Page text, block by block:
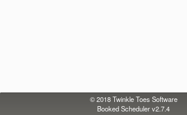
© 2018Twinkle Toes Software
Booked Scheduler v2.7.4